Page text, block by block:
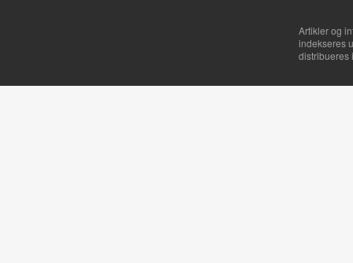
Artikler og
indekseres
distribueres